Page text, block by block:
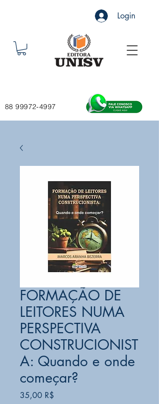
Login
88 99972-4997
FORMAÇÃO DE
LEITORES NUMA
PERSPECTIVA
CONSTRUCIONIST
A: Quando e onde
começar?
35,00 R$